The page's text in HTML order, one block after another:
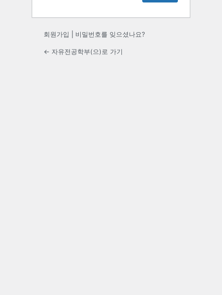
회원가입 비밀번호를 잊으셨나요?
← 자유전공학부(으)로 가기